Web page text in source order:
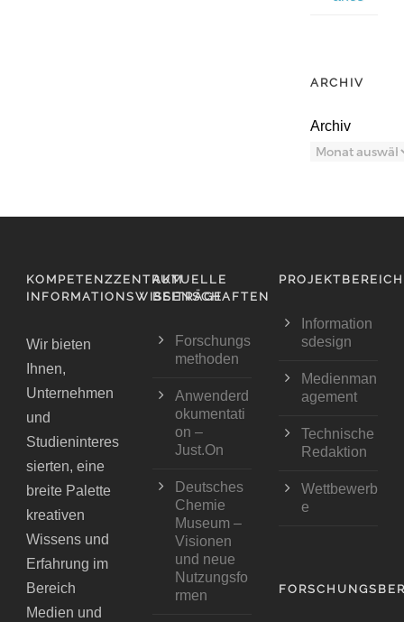
ARCHIV
Archiv
KOMPETENZZENTRUM
INFORMATIONSWISSENSCHAFTEN
Wir bieten
Ihnen,
Unternehmen
und
Studieninteres
sierten, eine
breite Palette
kreativen
Wissens und
Erfahrung im
Bereich
Medien und
AKTUELLE
BEITRÄGE
Forschungs
methoden
Anwenderd
okumentati
on –
Just.On
Deutsches
Chemie
Museum –
Visionen
und neue
Nutzungsfo
rmen
Information
sdesign
Medienman
agement
Technische
Redaktion
Wettbewerb
e